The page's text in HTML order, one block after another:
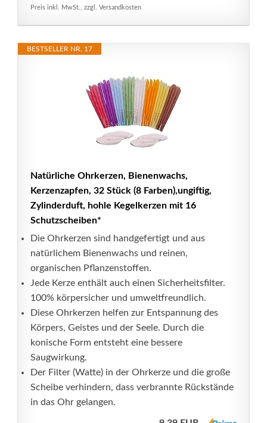
Preis inkl. MwSt., zzgl. Versandkosten
BESTSELLER NR. 17
Natürliche Ohrkerzen, Bienenwachs,
Kerzenzapfen, 32 Stück (8 Farben),ungiftig,
Zylinderduft, hohle Kegelkerzen mit 16
Schutzscheiben*
Die Ohrkerzen sind handgefertigt und aus
natürlichem Bienenwachs und reinen,
organischen Pflanzenstoffen.
Jede Kerze enthält auch einen Sicherheitsfilter.
100% körpersicher und umweltfreundlich.
Diese Ohrkerzen helfen zur Entspannung des
Körpers, Geistes und der Seele. Durch die
konische Form entsteht eine bessere
Saugwirkung.
Der Filter (Watte) in der Ohrkerze und die große
Scheibe verhindern, dass verbrannte Rückstände
in das Ohr gelangen.